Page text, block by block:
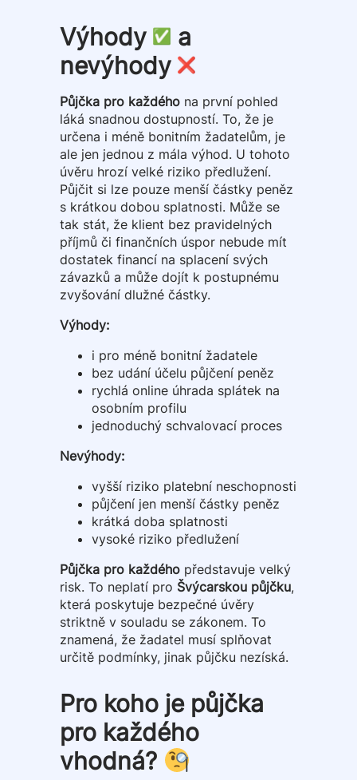
Výhody
a
nevýhody
Půjčka pro každého na první pohled
láká snadnou dostupností. To, že je
určena i méně bonitním žadatelům, je
ale jen jednou z mála výhod. U tohoto
úvěru hrozí velké riziko předlužení.
Půjčit si lze pouze menší částky peněz
s krátkou dobou splatnosti. Může se
tak stát, že klient bez pravidelných
příjmů či finančních úspor nebude mít
dostatek financí na splacení svých
závazků a může dojít k postupnému
zvyšování dlužné částky.
Výhody:
i pro méně bonitní žadatele
bez udání účelu půjčení peněz
rychlá online úhrada splátek na
osobním profilu
jednoduchý schvalovací proces
Nevýhody:
vyšší riziko platební neschopnosti
půjčení jen menší částky peněz
krátká doba splatnosti
vysoké riziko předlužení
Půjčka pro každého představuje velký
risk. To neplatí pro Švýcarskou půjčku,
která poskytuje bezpečné úvěry
striktně v souladu se zákonem. To
znamená, že žadatel musí splňovat
určitě podmínky, jinak půjčku nezíská.
Pro koho je půjčka
pro každého
vhodná?